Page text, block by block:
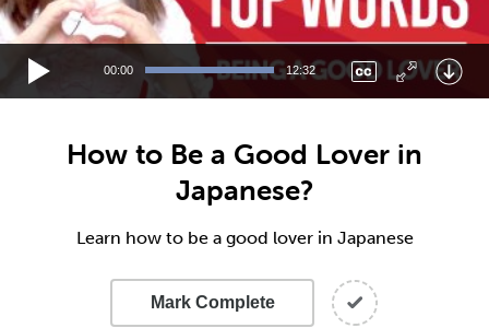
00:00 12:32
How to Be a Good Lover in
Japanese?
Learn how to be a good lover in Japanese
Mark Complete